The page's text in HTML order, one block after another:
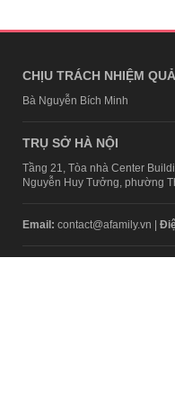
CHỊU TRÁCH NHIỆM
Bà Nguyễn Bích Minh
TRỤ SỞ HÀ NỘI
Tầng 21, Tòa nhà Center
Nguyễn Huy Tưởng, phường
Email: contact@afamily.vn |